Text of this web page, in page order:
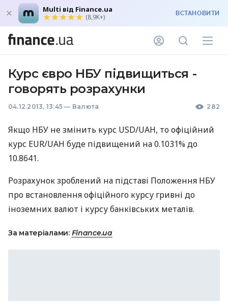
Multi від Finance.ua
(8,9K+) ВСТАНОВИТИ
Курс євро НБУ підвищиться -
говорять розрахунки
04.12.2013, 13:45 — Валюта 282
Якщо НБУ не змінить курс USD/UAH, то офіційний
курс EUR/UAH буде підвищений на 0.1031% до
10.8641.
Розрахунок зроблений на підставі Положення НБУ
про встановлення офіційного курсу гривні до
іноземних валют і курсу банківських металів.
За матеріалами: Finance.ua